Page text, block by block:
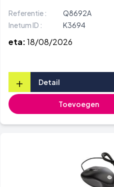
Referentie :
Q8692A
Inetum ID :
K3694
eta:18/08/2026
+ Detail
Toevoegen